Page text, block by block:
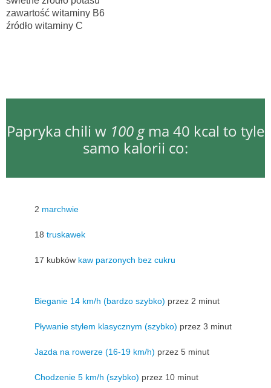
zawartość witaminy B6
źródło witaminy C
Papryka chili w 100 gma 40 kcal to tyle
samo kalorii co:
2 marchwie
18 truskawek
17 kubków kaw parzonych bez cukru
Bieganie 14 km/h (bardzo szybko) przez 2 minut
Pływanie stylem klasycznym (szybko) przez 3 minut
Jazda na rowerze (16-19 km/h) przez 5 minut
Chodzenie 5 km/h (szybko) przez 10 minut